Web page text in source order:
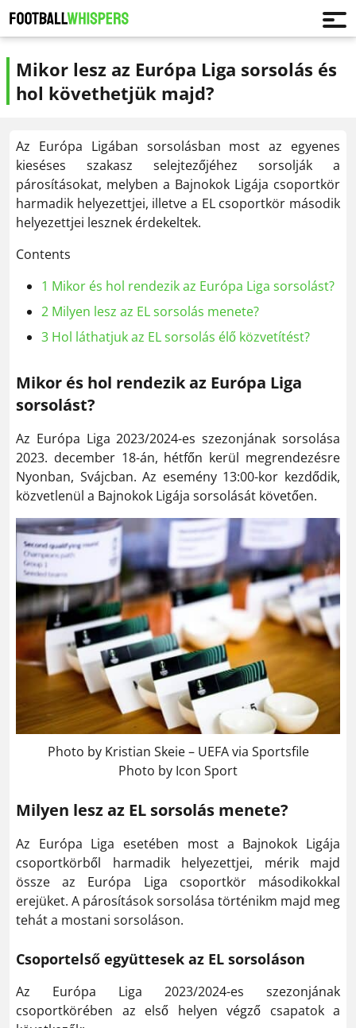
Mikor lesz az Európa Liga sorsolás és
hol követhetjük majd?
Az Európa Ligában sorsolásban most az egyenes
kieséses szakasz selejtezőjéhez sorsolják a
párosításokat, melyben a Bajnokok Ligája csoportkör
harmadik helyezettjei, illetve a EL csoportkör második
helyezettjei lesznek érdekeltek.
Contents
1 Mikor és hol rendezik az Európa Liga sorsolást?
2 Milyen lesz az EL sorsolás menete?
3 Hol láthatjuk az EL sorsolás élő közvetítést?
Mikor és hol rendezik az Európa Liga
sorsolást?
Az Európa Liga 2023/2024-es szezonjának sorsolása
2023. december 18-án, hétfőn kerül megrendezésre
Nyonban, Svájcban. Az esemény 13:00-kor kezdődik,
közvetlenül a Bajnokok Ligája sorsolását követően.
Photo by Kristian Skeie – UEFA via Sportsfile
Photo by Icon Sport
Milyen lesz az EL sorsolás menete?
Az Európa Liga esetében most a Bajnokok Ligája
csoportkörből harmadik helyezettjei, mérik majd
össze az Európa Liga csoportkör másodikokkal
erejüket. A párosítások sorsolása történikm majd meg
tehát a mostani sorsoláson.
Csoportelső együttesek az EL sorsoláson
Az Európa Liga 2023/2024-es szezonjának
csoportkörében az első helyen végző csapatok a